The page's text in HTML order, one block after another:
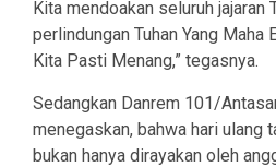
Kita mendoakan seluruh jajaran
perlindungan Tuhan Yang Maha
Kita Pasti Menang,” tegasnya.
Sedangkan Danrem 101/
menegaskan, bahwa hari ulang
bukan hanya dirayakan oleh